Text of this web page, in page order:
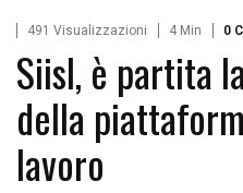
491 Visualizzazioni 4 Min 0
Siisl, è partita
della
lavoro